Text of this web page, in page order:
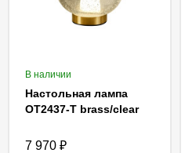
В наличии
Настольная лампа
OT2437-T brass/clear
7 970 ₽